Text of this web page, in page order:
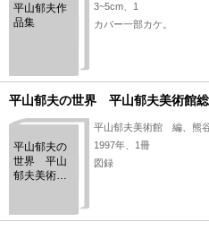
平山郁夫作
品集
3~5cm、1
カバー一部カケ。
平山郁夫の世界 平山郁夫美術館
平山郁夫の
世界 平山
郁夫美術館
平山郁夫美術館 編、熊
1997年、1冊
図録